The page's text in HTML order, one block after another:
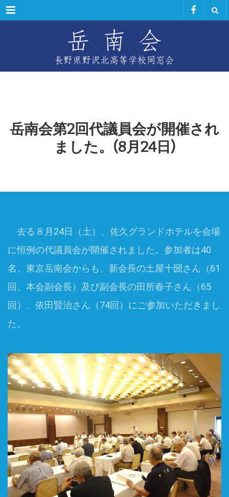
Menu
岳南会第2回代議員会が開催され
ました。(8月24日)
去る８月24日（土）、佐久グランドホテルを会場
に恒例の代議員会が開催されました。参加者は40
名、東京岳南会からも、新会長の土屋十圀さん（61
回、本会副会長）及び副会長の田所春子さん（65
回）、依田賢治さん（74回）にご参加いただきまし
た。